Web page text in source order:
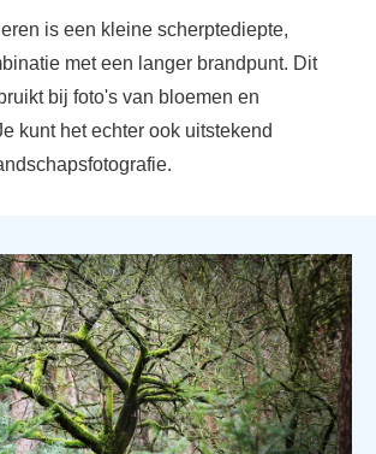
is een kleine scherptediepte,
met een langer brandpunt. Dit
bij foto's van bloemen en
kunt het echter ook uitstekend